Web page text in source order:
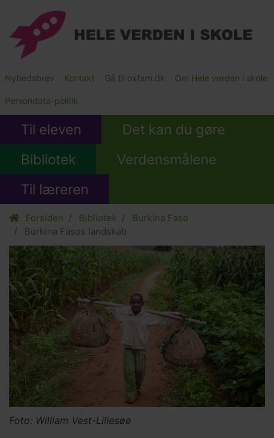
hovedindhold
Main
Submenu
Nyhedsbrev Kontakt Gå til oxfam.dk Om Hele verden i skole
Persondata-politik
Til eleven
Det kan du gøre
Bibliotek
Verdensmålene
Til læreren
Forsiden Bibliotek
Burkina Faso
Burkina Fasos landskab
Foto: William Vest-Lillesøe